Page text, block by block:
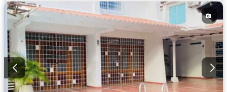
Seguridad privada
Piscina Agua